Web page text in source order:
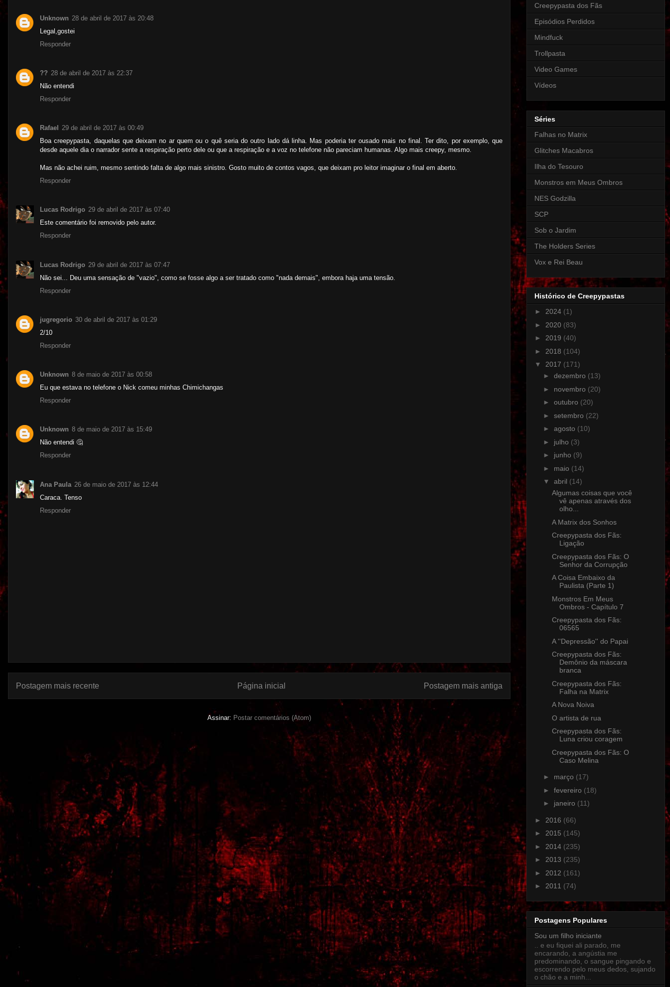
Unknown 28 de abril de 2017 às 20:48
Legal,gostei
Responder
?? 28 de abril de 2017 às 22:37
Não entendi
Responder
Rafael
29 de abril de 2017 às 00:49
Boa creepypasta, daquelas que deixam no ar quem ou o quê seria do outro lado dá linha. Mas poderia ter ousado mais no final. Ter dito, por exemplo, que
desde aquele dia o narrador sente a respiração perto dele ou que a respiração e a voz no telefone não pareciam humanas. Algo mais creepy, mesmo.
Mas não achei ruim, mesmo sentindo falta de algo mais sinistro. Gosto muito de contos vagos, que deixam pro leitor imaginar o final em aberto.
Responder
Lucas Rodrigo 29 de abril de 2017 às 07:40
Este comentário foi removido pelo autor.
Responder
Lucas Rodrigo 29 de abril de 2017 às 07:47
Não sei... Deu uma sensação de "vazio", como se fosse algo a ser tratado como "nada demais", embora haja uma tensão.
Responder
jugregorio 30 de abril de 2017 às 01:29
2/10
Responder
Unknown 8 de maio de 2017 às 00:58
Eu que estava no telefone o Nick comeu minhas Chimichangas
Responder
Unknown 8 de maio de 2017 às 15:49
Não entendi 🤔
Responder
Ana Paula 26 de maio de 2017 às 12:44
Caraca. Tenso
Responder
Postagem mais recente Postagem mais antiga
Página inicial
Assinar: Postar comentários (Atom)
Creepypasta dos Fãs
Episódios Perdidos
Mindfuck
Trollpasta
Video Games
Vídeos
Séries
Falhas no Matrix
Glitches Macabros
Ilha do Tesouro
Monstros em Meus Ombros
NES Godzilla
SCP
Sob o Jardim
The Holders Series
Vox e Rei Beau
Histórico de Creepypastas
► 2024 (1)
► 2020 (83)
► 2019 (40)
► 2018 (104)
▼ 2017 (171)
► dezembro (13)
► novembro (20)
► outubro (20)
► setembro (22)
► agosto (10)
► julho (3)
► junho (9)
► maio (14)
▼ abril (14)
Algumas coisas que você
vê apenas através dos
olho...
A Matrix dos Sonhos
Creepypasta dos Fãs:
Ligação
Creepypasta dos Fãs: O
Senhor da Corrupção
A Coisa Embaixo da
Paulista (Parte 1)
Monstros Em Meus
Ombros - Capítulo 7
Creepypasta dos Fãs:
06565
A ''Depressão'' do Papai
Creepypasta dos Fãs:
Demônio da máscara
branca
Creepypasta dos Fãs:
Falha na Matrix
A Nova Noiva
O artista de rua
Creepypasta dos Fãs:
Luna criou coragem
Creepypasta dos Fãs: O
Caso Melina
► março (17)
► fevereiro (18)
► janeiro (11)
► 2016 (66)
► 2015 (145)
► 2014 (235)
► 2013 (235)
► 2012 (161)
► 2011 (74)
Postagens Populares
Sou um filho iniciante
.. e eu fiquei ali parado, me
encarando, a angústia me
predominando, o sangue pingando e
escorrendo pelo meus dedos, sujando
o chão e a minh...